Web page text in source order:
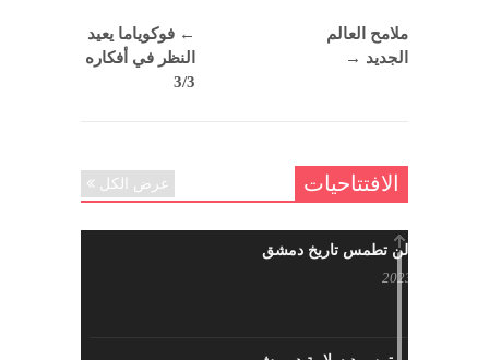
← فوكوياما يعيد
النظر في أفكاره
3/3
ملامح العالم
الجديد →
الافتتاحيات عرض الكل
حرائقكم لن تطمس تاريخ دمشق